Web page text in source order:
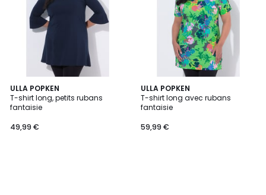
ULLA POPKEN
T-shirt long, petits rubans
fantaisie
49,99 €
ULLA POPKEN
T-shirt long avec rubans
fantaisie
59,99 €